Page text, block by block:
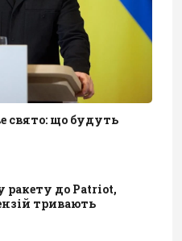
свято: що будуть
ракету до Patriot,
тривають